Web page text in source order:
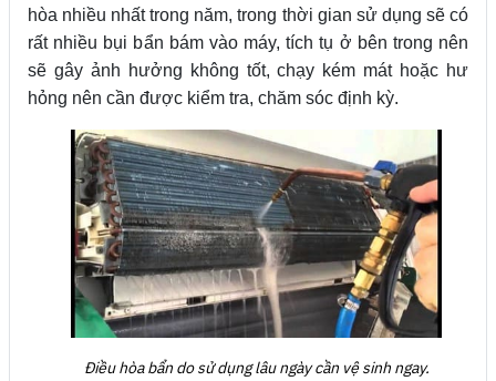
hòa nhiều nhất trong năm, trong thời gian sử dụng sẽ có
rất nhiều bụi bẩn bám vào máy, tích tụ ở bên trong nên
sẽ gây ảnh hưởng không tốt, chạy kém mát hoặc hư
hỏng nên cần được kiểm tra, chăm sóc định kỳ.
Điều hòa bẩn do sử dụng lâu ngày cần vệ sinh ngay.